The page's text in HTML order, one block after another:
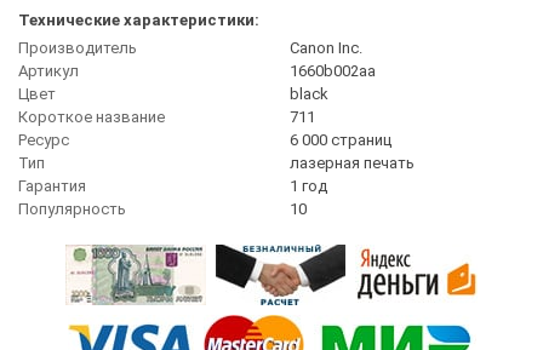
Технические характеристики:
Производитель
Canon Inc.
Артикул
1660b002aa
Цвет
black
Короткое название
711
Ресурс
6 000 страниц
Тип
лазерная печать
Гарантия
1 год
Популярность
10